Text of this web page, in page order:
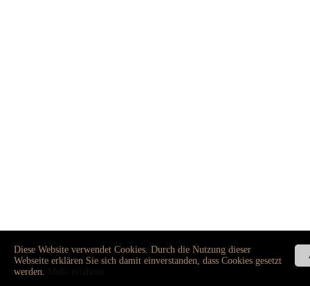
Diese Website verwendet Cookies. Durch die Nutzung dieser
Webseite erklären Sie sich damit einverstanden, dass Cookies gesetzt
werden.